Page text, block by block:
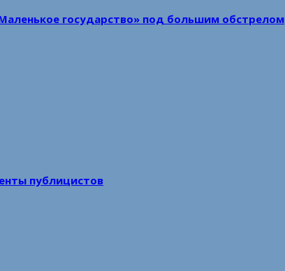
государство» под большим обстрелом
публицистов